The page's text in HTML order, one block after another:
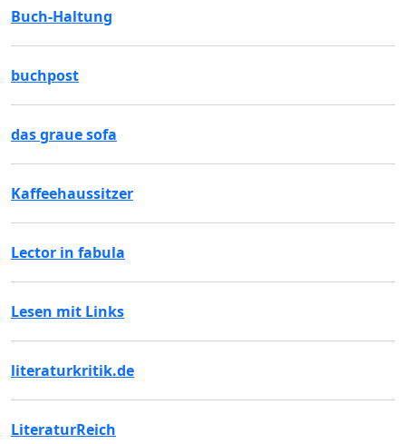
Buch-Haltung
buchpost
das graue sofa
Kaffeehaussitzer
Lector in fabula
Lesen mit Links
literaturkritik.de
LiteraturReich